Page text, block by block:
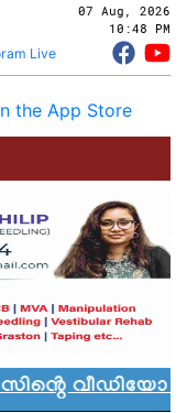
07 Aug, 2026
10:48 PM
Live
വീഡിയോ